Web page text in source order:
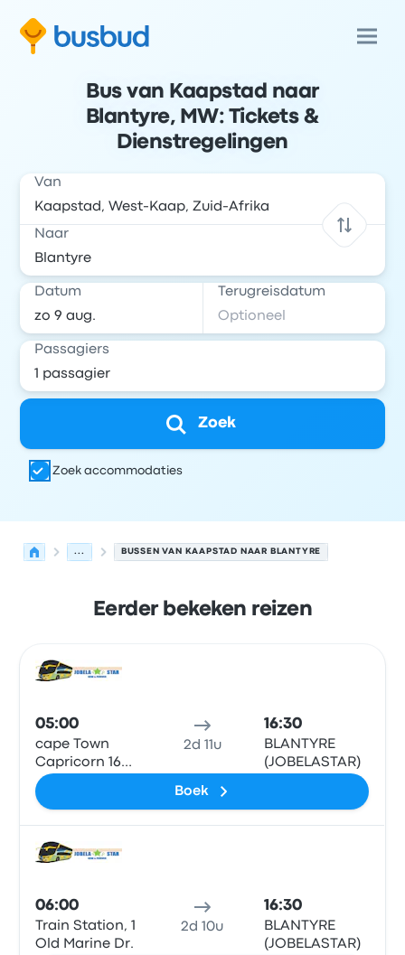
Bus van Kaapstad naar
Blantyre, MW: Tickets &
Dienstregelingen
Van
Naar
Datum Terugreisdatum
Passagiers
Zoek
Zoek accommodaties
... BUSSEN VAN KAAPSTAD NAAR BLANTYRE
Eerder bekeken reizen
05:00
cape Town
Capricorn 16
berg st
2d 11u
16:30
BLANTYRE
(JOBELASTAR)
Boek
06:00
Train Station, 1
Old Marine Dr.
2d 10u
16:30
BLANTYRE
(JOBELASTAR)